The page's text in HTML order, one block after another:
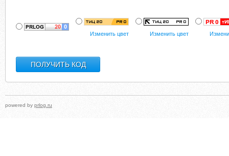
Изменить цвет Изменить цвет
powered by prlog.ru